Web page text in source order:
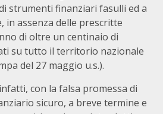
strumenti finanziari fasulli ed a
assenza delle prescritte
di oltre un centinaio di
su tutto il territorio nazionale
del 27 maggio u.s.).
con la falsa promessa di
sicuro, a breve termine e